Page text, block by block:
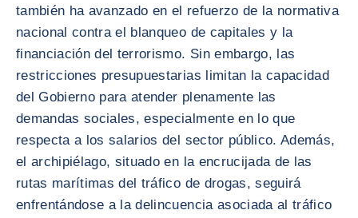
también ha avanzado en el refuerzo de la normativa
nacional contra el blanqueo de capitales y la
financiación del terrorismo. Sin embargo, las
restricciones presupuestarias limitan la capacidad
del Gobierno para atender plenamente las
demandas sociales, especialmente en lo que
respecta a los salarios del sector público. Además,
el archipiélago, situado en la encrucijada de las
rutas marítimas del tráfico de drogas, seguirá
enfrentándose a la delincuencia asociada al tráfico